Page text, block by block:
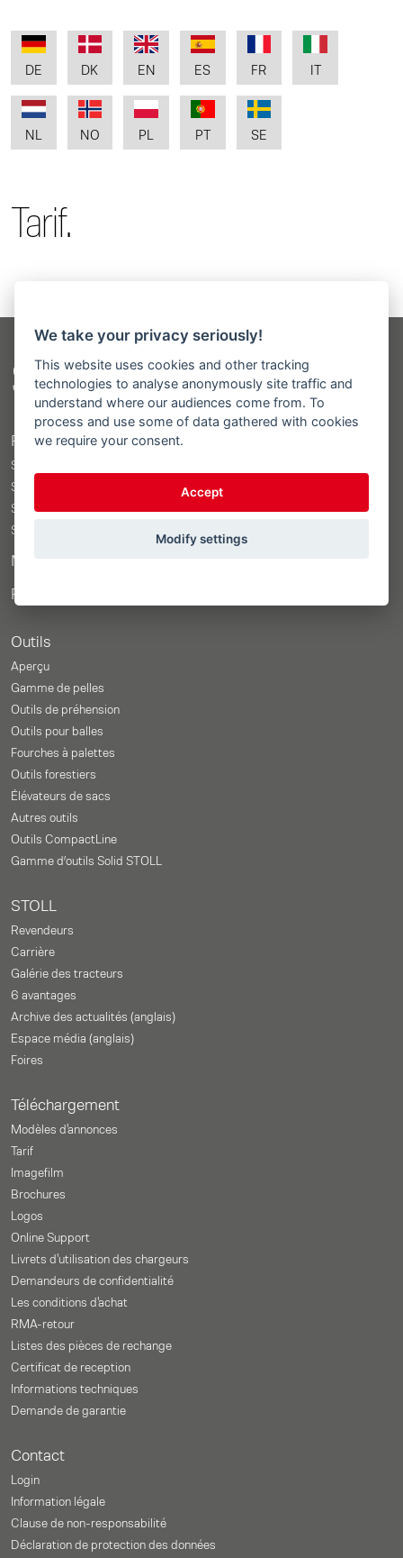
DE DK EN ES FR
NL NO PL PT SE
Tarif.
Sitemap
Produits
STOLL ProfiLine ISOBUSConnected
STOLL ProfiLine
STOLL Solid
STOLL CompactLine
Merchandise Shop
Prix-Configurateur
Outils
Aperçu
Gamme de pelles
Outils de préhension
Outils pour balles
Fourches à palettes
Outils forestiers
Élévateurs de sacs
Autres outils
Outils CompactLine
Gamme d’outils Solid STOLL
STOLL
Revendeurs
Carrière
Galérie des tracteurs
6 avantages
Archive des actualités (anglais)
Espace média (anglais)
Foires
Téléchargement
Modèles d'annonces
Tarif
Imagefilm
Brochures
Logos
Online Support
Livrets d'utilisation des chargeurs
Demandeurs de confidentialité
Les conditions d'achat
RMA-retour
Listes des pièces de rechange
Certificat de reception
Informations techniques
Demande de garantie
Contact
Login
Information légale
Clause de non-responsabilité
Déclaration de protection des données
We take your privacy seriously!
This website uses cookies and other tracking
technologies to analyse anonymously site traffic and
understand where our audiences come from. To
process and use some of data gathered with cookies
we require your consent.
Accept
Modify settings